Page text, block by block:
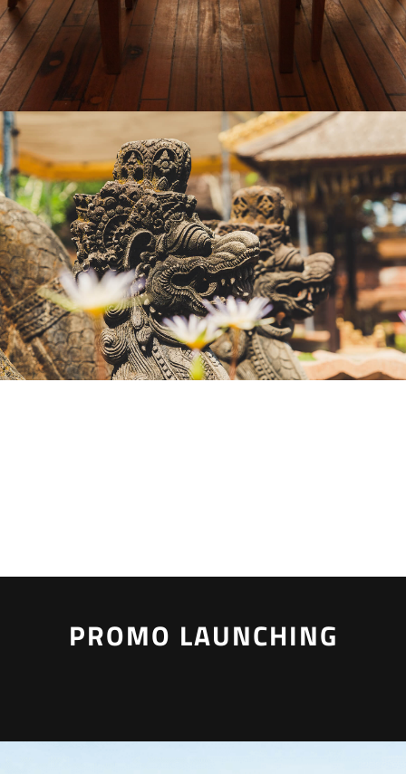
PROMO LAUNCHING